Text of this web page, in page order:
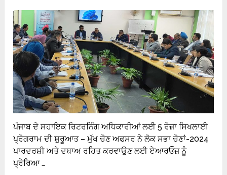
ਪੰਜਾਬ ਦੇ ਸਹਾਇਕ ਰਿਟਰਨਿੰਗ ਅਧਿਕਾਰੀਆਂ ਲਈ 5 ਰੋਜ਼ਾ ਸਿਖਲਾਈ
ਪ੍ਰੋਗਰਾਮ ਦੀ ਸ਼ੁਰੂਆਤ – ਮੁੱਖ ਚੋਣ ਅਫਸਰ ਨੇ ਲੋਕ ਸਭਾ ਚੋਣਾਂ-2024
ਪਾਰਦਰਸ਼ੀ ਅਤੇ ਦਬਾਅ ਰਹਿਤ ਕਰਵਾਉਣ ਲਈ ਏਆਰਓਜ਼ ਨੂੰ
ਪ੍ਰੇਰਿਆ …